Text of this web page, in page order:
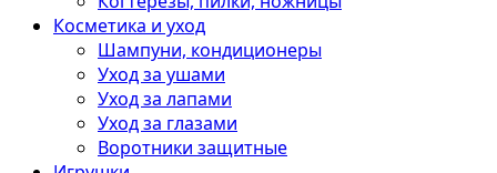
Косметика и уход
Шампуни, кондиционеры
Уход за ушами
Уход за лапами
Уход за глазами
Воротники защитные